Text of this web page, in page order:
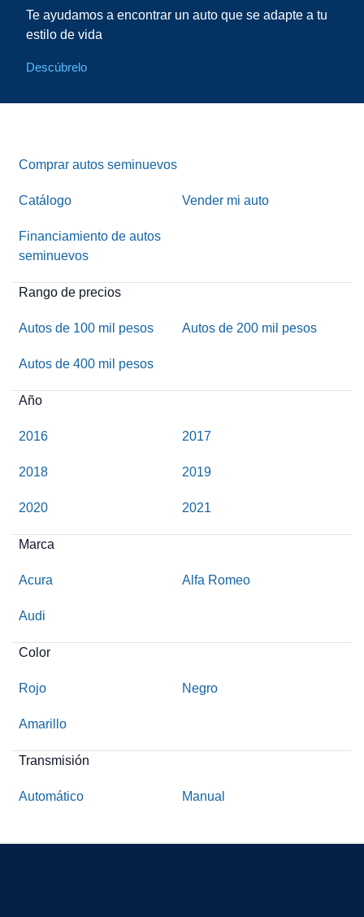
Te ayudamos a encontrar un auto que se adapte a tu
estilo de vida
Descúbrelo
Comprar autos seminuevos
Catálogo Vender mi auto
Financiamiento de autos
seminuevos
Rango de precios
Autos de 100 mil pesos Autos de 200 mil pesos
Autos de 400 mil pesos
Año
2016 2017
2018 2019
2020 2021
Marca
Acura Alfa Romeo
Audi
Color
Rojo Negro
Amarillo
Transmisión
Automático Manual